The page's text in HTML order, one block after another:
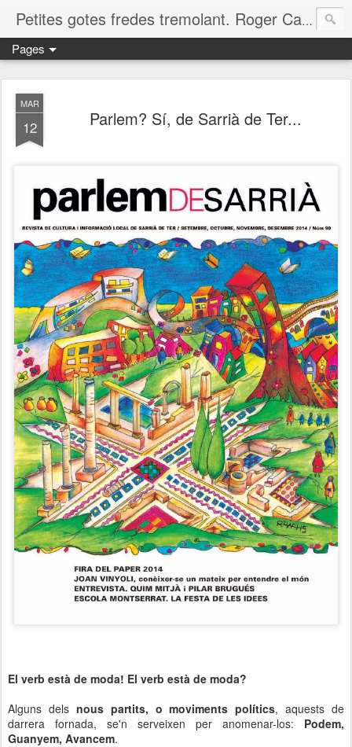
Petites gotes fredes tremolant. Roger Casero Gumbau. Girona
Pages
MAR
12 Parlem? Sí, de Sarrià de Ter...
El verb està de moda! El verb està de moda?
Alguns dels nous partits, o moviments polítics, aquests de
darrera fornada, se'n serveixen per anomenar-los: Podem,
Guanyem, Avancem.